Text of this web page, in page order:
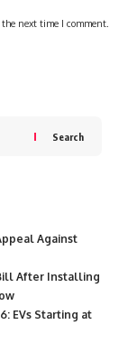
next time I comment.
Search
Against
After Installing
EVs Starting at